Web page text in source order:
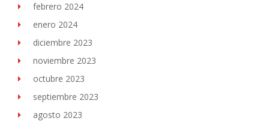
febrero 2024
enero 2024
diciembre 2023
noviembre 2023
octubre 2023
septiembre 2023
agosto 2023